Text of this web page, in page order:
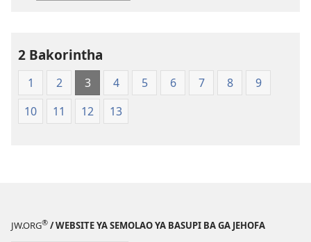
Translation
of
2 Bakorintha
1 2 3 4 5 6 7 8
9
10
11 12 13
JW.ORG® / WEBSITE YA SEMOLAO YA BASUPI BA GA JEHOFA